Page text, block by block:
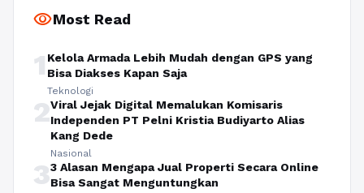
visibilityMost Read
1 Kelola Armada Lebih Mudah dengan GPS yang
Bisa Diakses Kapan Saja
Teknologi
2Viral Jejak Digital Memalukan Komisaris
Independen PT Pelni Kristia Budiyarto Alias
Kang Dede
Nasional
33 Alasan Mengapa Jual Properti Secara Online
Bisa Sangat Menguntungkan